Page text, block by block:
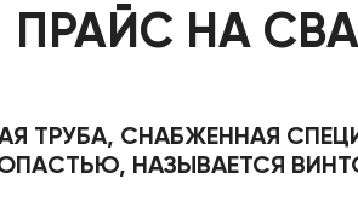
ПРАЙС НА
ТРУБА, СНАБЖЕННАЯ
НАЗЫВАЕТСЯ